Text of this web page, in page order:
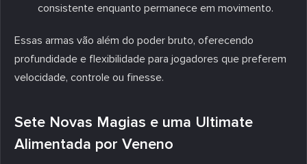
consistente enquanto permanece em movimento.
Essas armas vão além do poder bruto, oferecendo
profundidade e flexibilidade para jogadores que preferem
velocidade, controle ou finesse.
Sete Novas Magias e uma Ultimate
Alimentada por Veneno